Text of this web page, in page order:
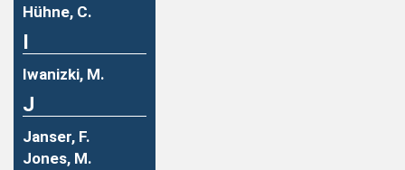
Hühne, C.
I
Iwanizki, M.
J
Janser, F.
Jones, M.